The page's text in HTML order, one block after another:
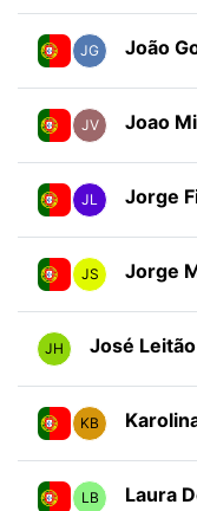
JG João
JV Joao
JL Jorge
JS Jorge
JH José
KB
LB Laura